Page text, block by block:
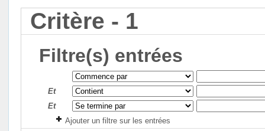
Critère - 1
Filtre(s) entrées
Et
Et
Ajouter un filtre sur les entrées